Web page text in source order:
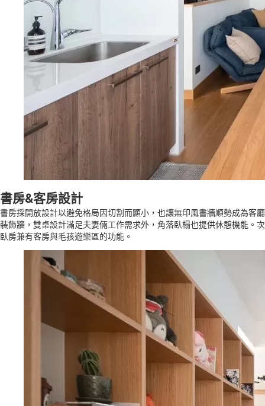
書房&客房設計
書房採開放設計以避免格局因切割而顯小，也讓無印風書牆順勢成為客廳
裝飾牆，雙桌設計滿足夫妻倆工作需求外，角落臥榻也提供休憩機能。次
臥房兼有客房與毛孩遊樂區的功能。